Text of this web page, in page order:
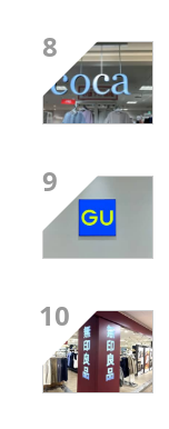
8
9
10